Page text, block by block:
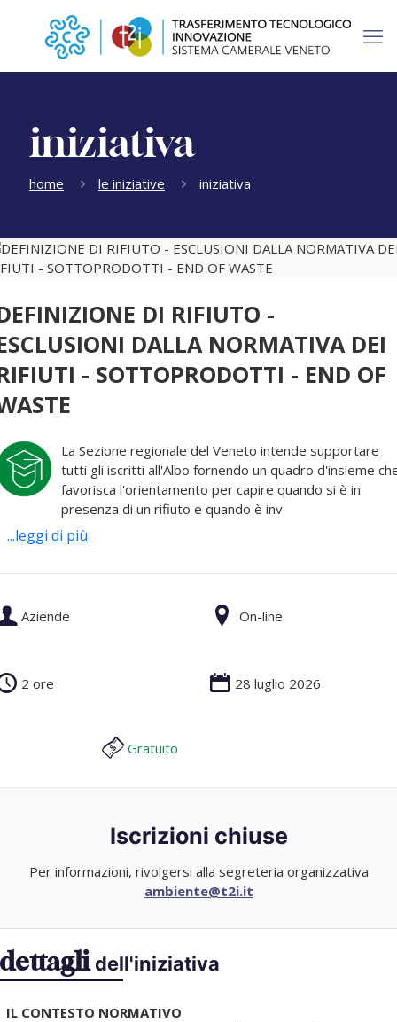
iniziativa
home le iniziative iniziativa
DI RIFIUTO -
DALLA NORMATIVA DEI
- SOTTOPRODOTTI - END OF
La Sezione regionale del Veneto intende supportare
tutti gli iscritti all'Albo fornendo un quadro d'insieme
favorisca l'orientamento per capire quando si è in
presenza di un rifiuto e quando è inv
...leggi di più
Aziende On-line
2 ore 28 luglio 2026
Gratuito
Iscrizioni chiuse
Per informazioni, rivolgersi alla segreteria organizzativa
ambiente@t2i.it
dettagli dell'iniziativa
IL CONTESTO NORMATIVO